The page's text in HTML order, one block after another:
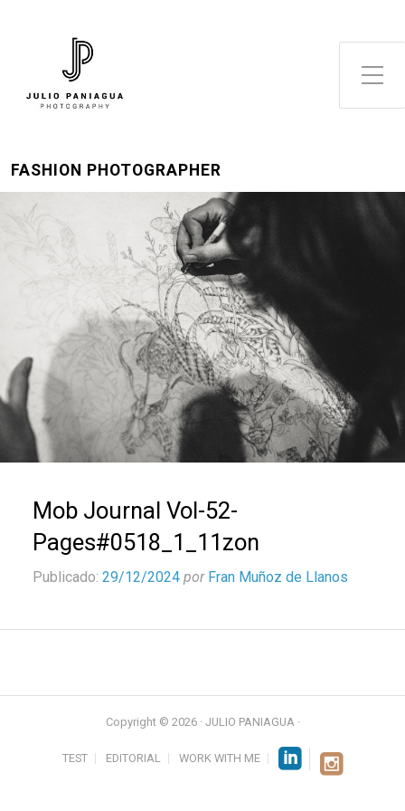
Alternar el menú lateral
FASHION PHOTOGRAPHER
Mob Journal Vol-52-
Pages#0518_1_11zon
Publicado: 29/12/2024 por Fran Muñoz de Llanos
Copyright © 2026 · JULIO PANIAGUA ·
TEST EDITORIAL WORK WITH ME